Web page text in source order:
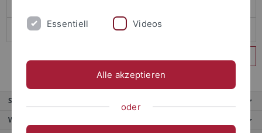
Service
Weitere Angebote
Essentiell Videos
Alle akzeptieren
oder